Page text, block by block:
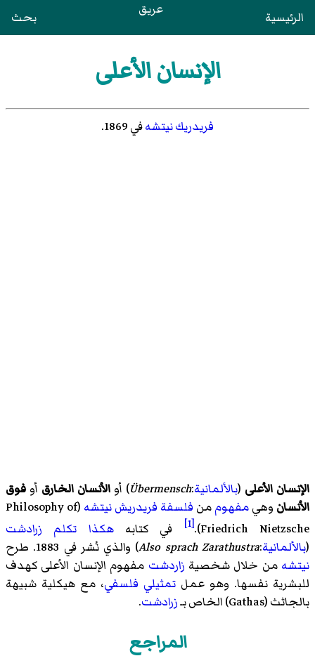
الرئيسية عريق بحث
الإنسان الأعلى
فريدريك نيتشهفي 1869.
الإنسان الأعلى (بالألمانية:
Übermensch) أو الأنسان الخارق أو فوق
الأنسان وهيمفهوممن فلسفة فريدريش نيتشه (Philosophy of
Friedrich Nietzsche).
[1] في كتابههكذا تكلم زرادشت
(بالألمانية:
Also sprach Zarathustra) والذي نُشر في 1883. طرح
نيتشه من خلال شخصية زاردشت مفهوم الإنسان الأعلى كهدف
للبشرية نفسها. وهو عمل تمثيلي فلسفي، مع هيكلية شبيهة
بالجاثث(Gathas) الخاص بـ زرادشت.
المراجع